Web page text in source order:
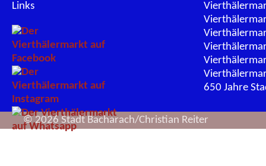
Links
650 Jahre
© 2026 Stadt Bacharach/Christian Reiter